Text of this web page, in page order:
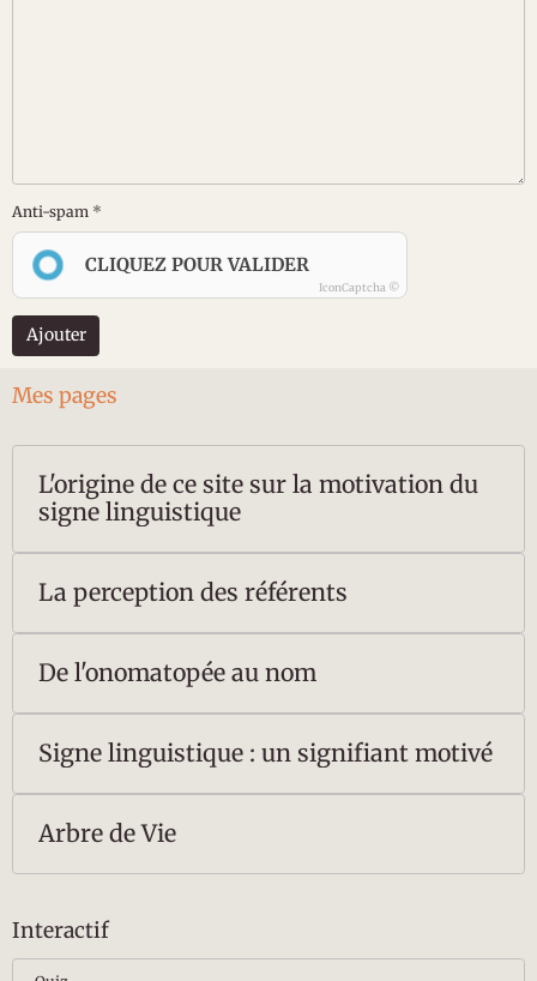
Anti-spam
CLIQUEZ POUR VALIDER
IconCaptcha ©
Ajouter
Mes pages
L'origine de ce site sur la motivation du
signe linguistique
La perception des référents
De l'onomatopée au nom
Signe linguistique : un signifiant motivé
Arbre de Vie
Interactif